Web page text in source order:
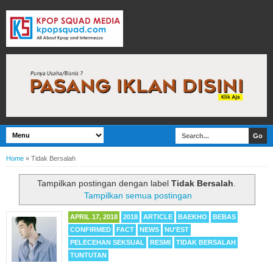
Home » Tidak Bersalah
Tampilkan postingan dengan label Tidak Bersalah
Tampilkan semua postingan
APRIL 17, 2018 2018 ARTICLE BAEKHO
BEBAS
CONFIRMED
FACT NEWS
NU'EST
PELECEHAN SEKSUAL
RESMI
TIDAK BERSALAH
TUNTUTAN